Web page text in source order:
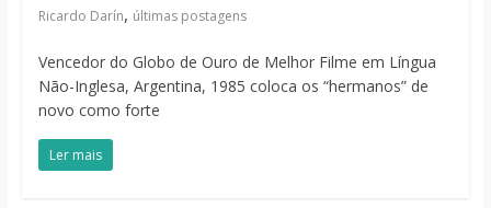
Ricardo Darín, últimas postagens
Vencedor do Globo de Ouro de Melhor Filme em Língua
Não-Inglesa, Argentina, 1985 coloca os “hermanos” de
novo como forte
Ler mais